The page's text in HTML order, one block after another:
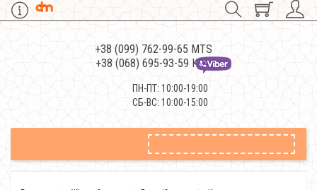
+38 (099) 762-99-65 MTS
+38 (068) 695-93-59 Kievstar
ПН-ПТ: 10:00-19:00
СБ-ВС: 10:00-15:00